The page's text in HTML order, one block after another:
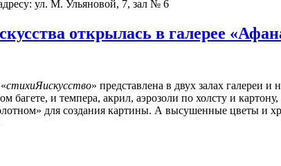
ул. М. Ульяновой, 7, зал № 6
открылась в галерее
стихиЯискусство» представлена в двух залах галереи и
багете, и темпера, акрил, аэрозоли по холсту и
для создания картины. А высушенные цветы и